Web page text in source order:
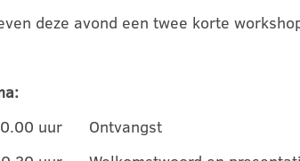
deze avond een twee korte
uur Ontvangst